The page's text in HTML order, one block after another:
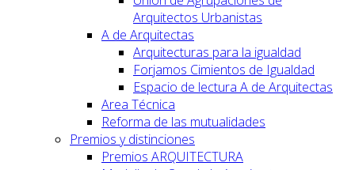
Arquitectos Urbanistas
A de Arquitectas
Arquitecturas para la igualdad
Forjamos Cimientos de Igualdad
Espacio de lectura A de Arquitectas
Area Técnica
Reforma de las mutualidades
Premios y distinciones
Premios ARQUITECTURA